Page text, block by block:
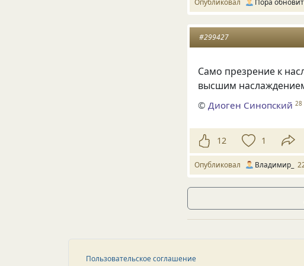
Опубликовал Пора
#299427
Само презрение к
высшим
© Диоген Синопский 28
12 1
Опубликовал Владимир_
Пользовательское соглашение